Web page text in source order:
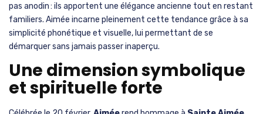
pas anodin : ils apportent une élégance ancienne tout en restant
familiers. Aimée incarne pleinement cette tendance grâce à sa
simplicité phonétique et visuelle, lui permettant de se
démarquer sans jamais passer inaperçu.
Une dimension symbolique
et spirituelle forte